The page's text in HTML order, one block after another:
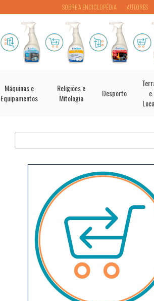
SOBRE A ENCICLOPÉDIA AUTORES
Máquinas e
Equipamentos
Religiões e
Mitologia
Desporto
e